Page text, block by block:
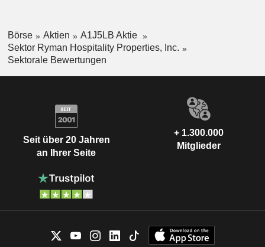
Börse Aktien
A1J5LB Aktie
Sektor Ryman Hospitality Properties, Inc.
Sektorale Bewertungen
Seit über 20 Jahren
an Ihrer Seite
+ 1.300.000
Mitglieder